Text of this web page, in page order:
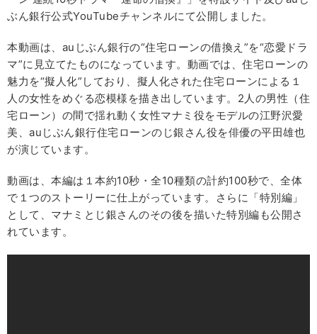
ぶん銀行公式YouTubeチャンネルにて公開しました。
本動画は、auじぶん銀行の“住宅ローンの借換え”を“恋愛ドラ
マ”に見立てたものになっています。動画では、住宅ローンの
魅力を“擬人化”しており、擬人化された住宅ローンによる１
人の女性をめぐる恋模様を描き出しています。2人の男性（住
宅ローン）の間で揺れ動く女性マナミ役をモデルの江野沢愛
美、auじぶん銀行住宅ローンのじ銀さん役を俳優の平田雄也
が演じています。
動画は、本編は１本約10秒・全10種類の計約100秒で、全体
で１つのストーリーに仕上がっています。さらに「特別編」
として、マナミとじ銀さんのその後を描いた特別編も公開さ
れています。